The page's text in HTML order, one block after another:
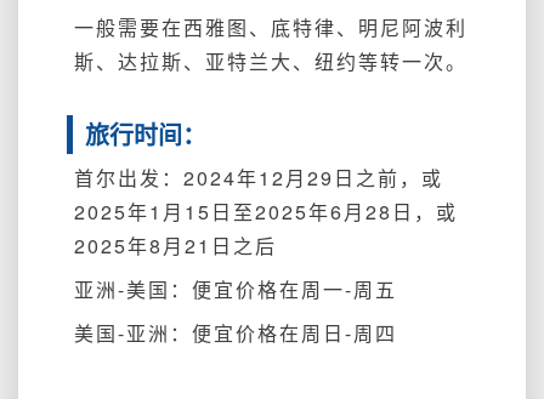
一般需要在西雅图、底特律、明尼阿波利
斯、达拉斯、亚特兰大、纽约等转一次。
旅行时间：
首尔出发：2024年12月29日之前，或
2025年1月15日至2025年6月28日，或
2025年8月21日之后
亚洲-美国：便宜价格在周一-周五
美国-亚洲：便宜价格在周日-周四